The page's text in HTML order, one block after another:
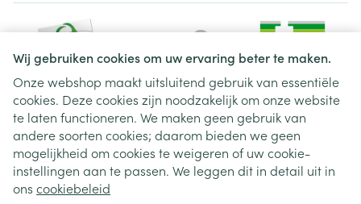
Wij gebruiken cookies om uw ervaring beter te maken.
Onze webshop maakt uitsluitend gebruik van essentiële
cookies. Deze cookies zijn noodzakelijk om onze website
te laten functioneren. We maken geen gebruik van
andere soorten cookies; daarom bieden we geen
mogelijkheid om cookies te weigeren of uw cookie-
instellingen aan te passen. We leggen dit in detail uit in
ons cookiebeleid
Juridische links